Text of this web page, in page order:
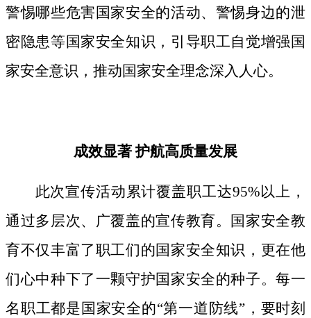
警惕哪些危害国家安全的活动、警惕身边的泄
密隐患等国家安全知识，引导职工自觉增强国
家安全意识，推动国家安全理念深入人心。
成效显著护航高质量发展
此次宣传活动累计覆盖职工达95%以上，
通过多层次、广覆盖的宣传教育。国家安全教
育不仅丰富了职工们的国家安全知识，更在他
们心中种下了一颗守护国家安全的种子。每一
名职工都是国家安全的“第一道防线”，要时刻